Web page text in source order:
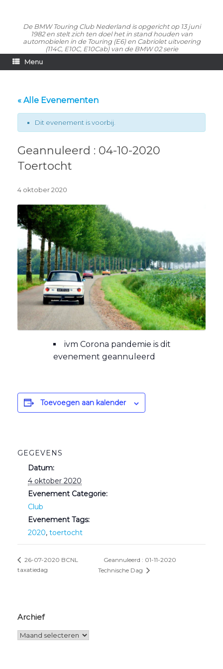
De BMW Touring Club Nederland is opgericht op 13 juni
1982 en stelt zich ten doel het in stand houden van
automobielen in de Touring (E6) en Cabriolet uitvoering
(114C, E10C, E10Cab) van de BMW 02 serie
Menu
« Alle Evenementen
Dit evenement is voorbij.
Geannuleerd : 04-10-2020
Toertocht
4 oktober 2020
ivm Corona pandemie is dit
evenement geannuleerd
Toevoegen aan kalender
GEGEVENS
Datum:
4 oktober 2020
Evenement Categorie:
Club
Evenement Tags:
2020, toertocht
26-07-2020 BCNL
taxatiedag
Geannuleerd : 01-11-2020
Technische Dag
Archief
Archief